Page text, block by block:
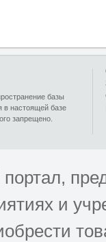
базы
в настоящей базе
запрещено.
портал,
и